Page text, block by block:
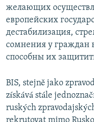
желающих
европейских
дестабилизация,
сомнения у граждан
способны их
BIS, stejně jako
získává stále
ruských